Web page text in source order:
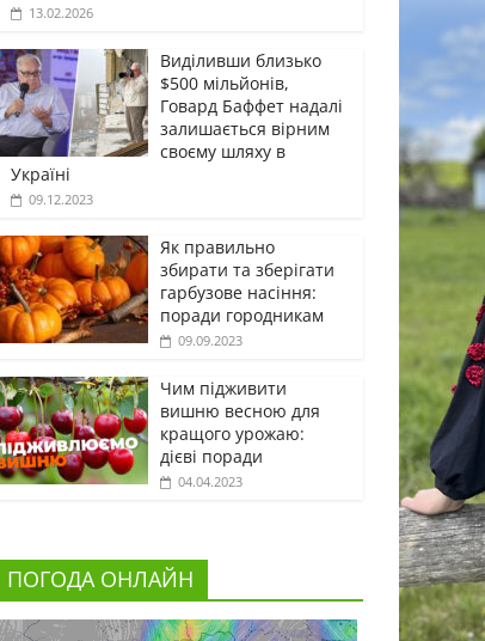
13.02.2026
Виділивши близько
$500 мільйонів,
Говард Баффет надалі
залишається вірним
своєму шляху в
Україні
09.12.2023
Як правильно
збирати та зберігати
гарбузове насіння:
поради городникам
09.09.2023
Чим підживити
вишню весною для
кращого урожаю:
дієві поради
04.04.2023
ПОГОДА ОНЛАЙН